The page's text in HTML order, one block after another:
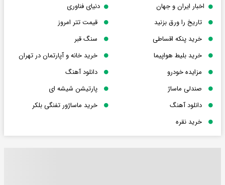
اخبار ایران و جهان
دنیای فناوری
تاریخ را ورق بزنید
قیمت تتر امروز
خرید پنکه اقساطی
سنگ قبر
خرید بلیط هواپیما
خرید خانه و آپارتمان در تهران
مزایده خودرو
دانلود آهنگ
صندلی ماساژ
پارتیشن شیشه ای
دانلود آهنگ
خرید ماساژور تفنگی بلکر
خرید نقره